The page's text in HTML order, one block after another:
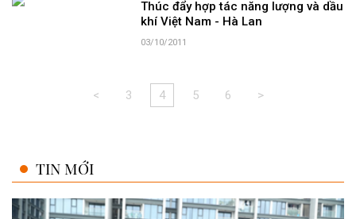
Thúc đẩy hợp tác năng lượng và dầu
khí Việt Nam - Hà Lan
03/10/2011
< 3 4 5 6 >
TIN MỚI